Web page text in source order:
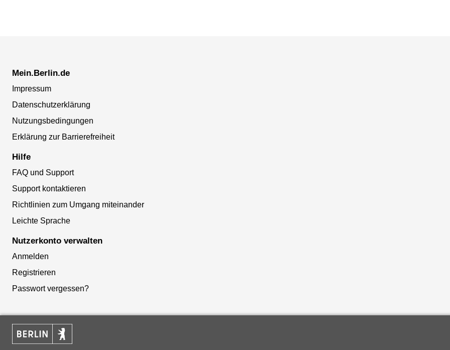
Mein.Berlin.de
Impressum
Datenschutzerklärung
Nutzungsbedingungen
Erklärung zur Barrierefreiheit
Hilfe
FAQ und Support
Support kontaktieren
Richtlinien zum Umgang miteinander
Leichte Sprache
Nutzerkonto verwalten
Anmelden
Registrieren
Passwort vergessen?